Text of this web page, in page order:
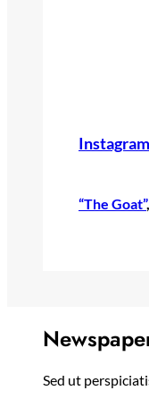
Instagram
“The Goat”,
Sed ut